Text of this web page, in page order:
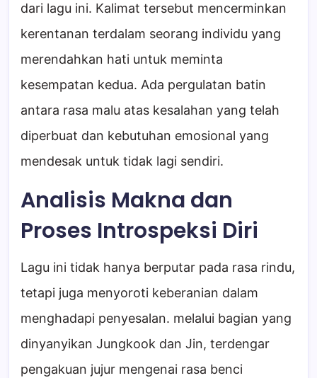
dari lagu ini. Kalimat tersebut mencerminkan
kerentanan terdalam seorang individu yang
merendahkan hati untuk meminta
kesempatan kedua. Ada pergulatan batin
antara rasa malu atas kesalahan yang telah
diperbuat dan kebutuhan emosional yang
mendesak untuk tidak lagi sendiri.
Analisis Makna dan
Proses Introspeksi Diri
Lagu ini tidak hanya berputar pada rasa rindu,
tetapi juga menyoroti keberanian dalam
menghadapi penyesalan. melalui bagian yang
dinyanyikan Jungkook dan Jin, terdengar
pengakuan jujur mengenai rasa benci